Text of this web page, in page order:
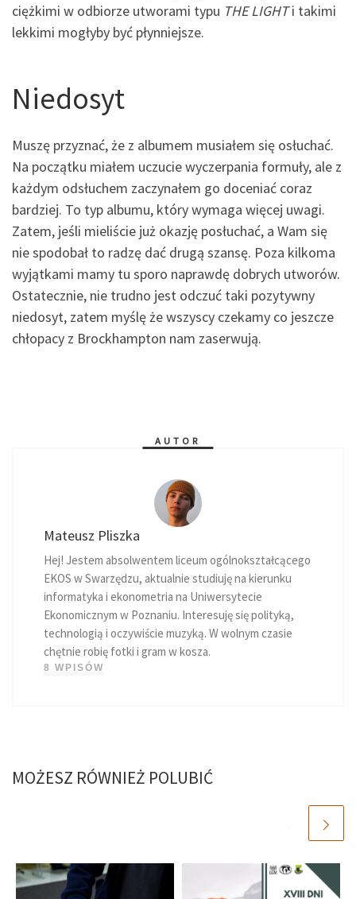
ciężkimi w odbiorze utworami typu THE LIGHTi takimi
lekkimi mogłyby być płynniejsze.
Niedosyt
Muszę przyznać, że z albumem musiałem się osłuchać.
Na początku miałem uczucie wyczerpania formuły, ale z
każdym odsłuchem zaczynałem go doceniać coraz
bardziej. To typ albumu, który wymaga więcej uwagi.
Zatem, jeśli mieliście już okazję posłuchać, a Wam się
nie spodobał to radzę dać drugą szansę. Poza kilkoma
wyjątkami mamy tu sporo naprawdę dobrych utworów.
Ostatecznie, nie trudno jest odczuć taki pozytywny
niedosyt, zatem myślę że wszyscy czekamy co jeszcze
chłopacy z Brockhampton nam zaserwują.
AUTOR
Mateusz Pliszka
Hej! Jestem absolwentem liceum ogólnokształcącego
EKOS w Swarzędzu, aktualnie studiuję na kierunku
informatyka i ekonometria na Uniwersytecie
Ekonomicznym w Poznaniu. Interesuję się polityką,
technologią i oczywiście muzyką. W wolnym czasie
chętnie robię fotki i gram w kosza.
8 WPISÓW
MOŻESZ RÓWNIEŻ POLUBIĆ